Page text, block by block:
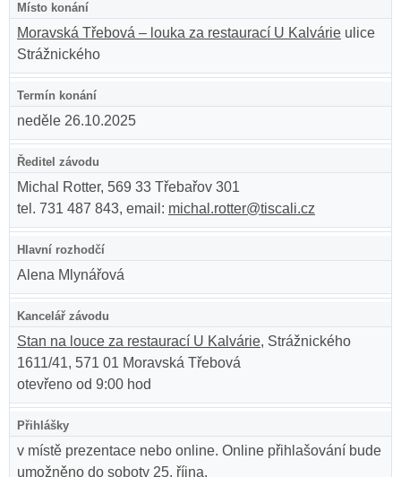
Místo konání
Moravská Třebová – louka za restaurací U Kalvárie ulice
Strážnického
Termín konání
neděle 26.10.2025
Ředitel závodu
Michal Rotter, 569 33 Třebařov 301
tel. 731 487 843, email: michal.rotter@tiscali.cz
Hlavní rozhodčí
Alena Mlynářová
Kancelář závodu
Stan na louce za restaurací U Kalvárie, Strážnického
1611/41, 571 01 Moravská Třebová
otevřeno od 9:00 hod
Přihlášky
v místě prezentace nebo online. Online přihlašování bude
umožněno do soboty 25. října.